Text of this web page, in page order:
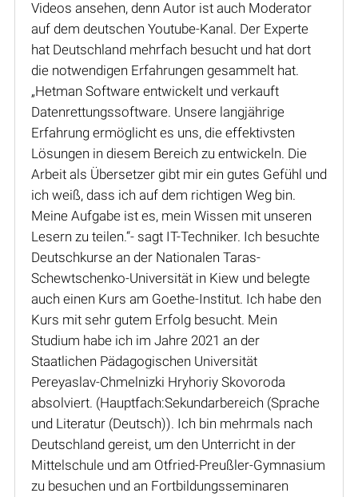
Videos ansehen, denn Autor ist auch Moderator
auf dem deutschen Youtube-Kanal. Der Experte
hat Deutschland mehrfach besucht und hat dort
die notwendigen Erfahrungen gesammelt hat.
„Hetman Software entwickelt und verkauft
Datenrettungssoftware. Unsere langjährige
Erfahrung ermöglicht es uns, die effektivsten
Lösungen in diesem Bereich zu entwickeln. Die
Arbeit als Übersetzer gibt mir ein gutes Gefühl und
ich weiß, dass ich auf dem richtigen Weg bin.
Meine Aufgabe ist es, mein Wissen mit unseren
Lesern zu teilen.“- sagt IT-Techniker. Ich besuchte
Deutschkurse an der Nationalen Taras-
Schewtschenko-Universität in Kiew und belegte
auch einen Kurs am Goethe-Institut. Ich habe den
Kurs mit sehr gutem Erfolg besucht. Mein
Studium habe ich im Jahre 2021 an der
Staatlichen Pädagogischen Universität
Pereyaslav-Chmelnizki Hryhoriy Skovoroda
absolviert. (Hauptfach:Sekundarbereich (Sprache
und Literatur (Deutsch)). Ich bin mehrmals nach
Deutschland gereist, um den Unterricht in der
Mittelschule und am Otfried-Preußler-Gymnasium
zu besuchen und an Fortbildungsseminaren